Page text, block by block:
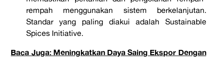
rempah menggunakan sistem berkelanjutan.
Standar yang paling diakui adalah Sustainable
Spices Initiative.
Baca Juga: Meningkatkan Daya Saing Ekspor Dengan